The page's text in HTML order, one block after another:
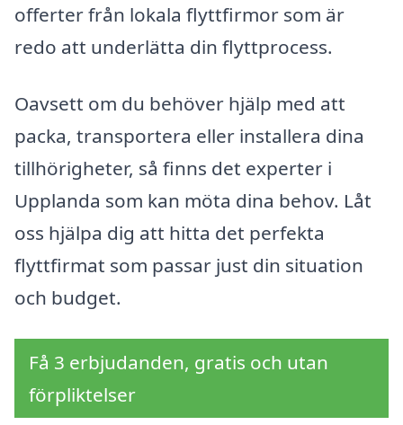
offerter från lokala flyttfirmor som är
redo att underlätta din flyttprocess.
Oavsett om du behöver hjälp med att
packa, transportera eller installera dina
tillhörigheter, så finns det experter i
Upplanda som kan möta dina behov. Låt
oss hjälpa dig att hitta det perfekta
flyttfirmat som passar just din situation
och budget.
Få 3 erbjudanden, gratis och utan
förpliktelser